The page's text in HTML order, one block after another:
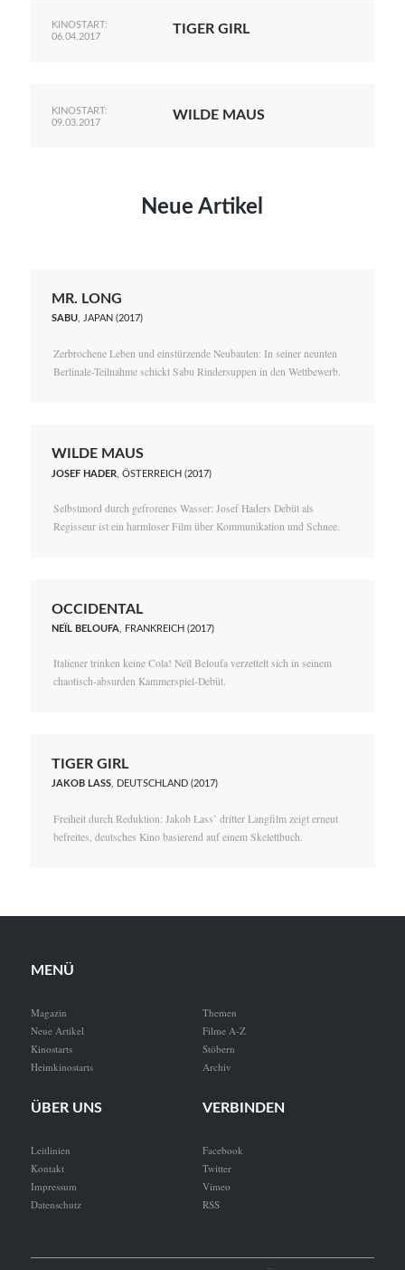
KINOSTART:
06.04.2017
TIGER GIRL
KINOSTART:
09.03.2017
WILDE MAUS
Neue Artikel
MR. LONG
SABU, JAPAN (2017)
Zerbrochene Leben und einstürzende Neubauten: In seiner neunten
Berlinale-Teilnahme schickt Sabu Rindersuppen in den Wettbewerb.
WILDE MAUS
JOSEF HADER , ÖSTERREICH (2017)
Selbstmord durch gefrorenes Wasser: Josef Haders Debüt als
Regisseur ist ein harmloser Film über Kommunikation und Schnee.
OCCIDENTAL
NEÏL BELOUFA , FRANKREICH (2017)
Italiener trinken keine Cola! Neïl Beloufa verzettelt sich in seinem
chaotisch-absurden Kammerspiel-Debüt.
TIGER GIRL
JAKOB LASS, DEUTSCHLAND (2017)
Freiheit durch Reduktion: Jakob Lass’ dritter Langfilm zeigt erneut
befreites, deutsches Kino basierend auf einem Skelettbuch.
MENÜ
Magazin
Neue Artikel
Kinostarts
Heimkinostarts
Themen
Filme A-Z
Stöbern
Archiv
ÜBER UNS
Leitlinien
Kontakt
Impressum
Datenschutz
VERBINDEN
Facebook
Twitter
Vimeo
RSS